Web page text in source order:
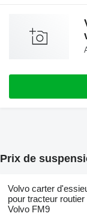
Prix de
Volvo carter
pour tracteur routier
Volvo FM9